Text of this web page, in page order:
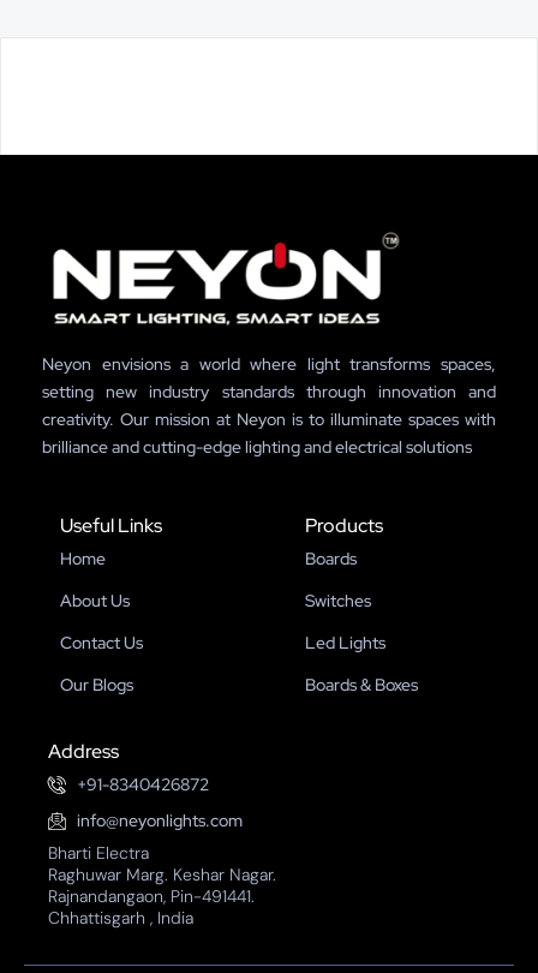
Neyon envisions a world where light transforms spaces,
setting new industry standards through innovation and
creativity. Our mission at Neyon is to illuminate spaces with
brilliance and cutting-edge lighting and electrical solutions
Useful Links
Home
About Us
Contact Us
Our Blogs
Products
Boards
Switches
Led Lights
Boards & Boxes
Address
+91-8340426872
info@neyonlights.com
Bharti Electra
Raghuwar Marg. Keshar Nagar.
Rajnandangaon, Pin-491441.
Chhattisgarh , India